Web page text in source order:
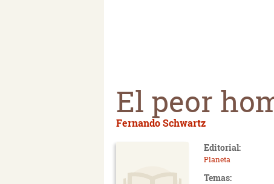
El peor
Fernando Schwartz
Editorial:
Planeta
Temas: